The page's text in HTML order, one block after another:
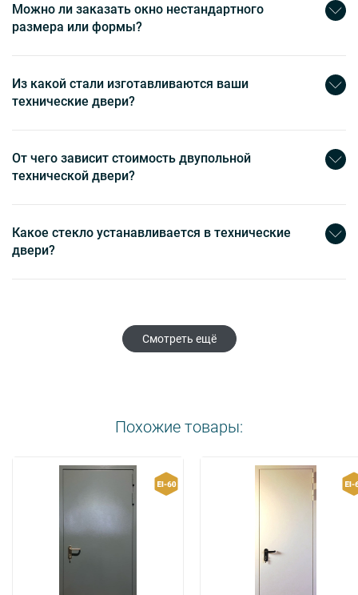
Можно ли заказать окно нестандартного
размера или формы?
Из какой стали изготавливаются ваши
технические двери?
От чего зависит стоимость двупольной
технической двери?
Какое стекло устанавливается в технические
двери?
Смотреть ещё
Похожие товары: